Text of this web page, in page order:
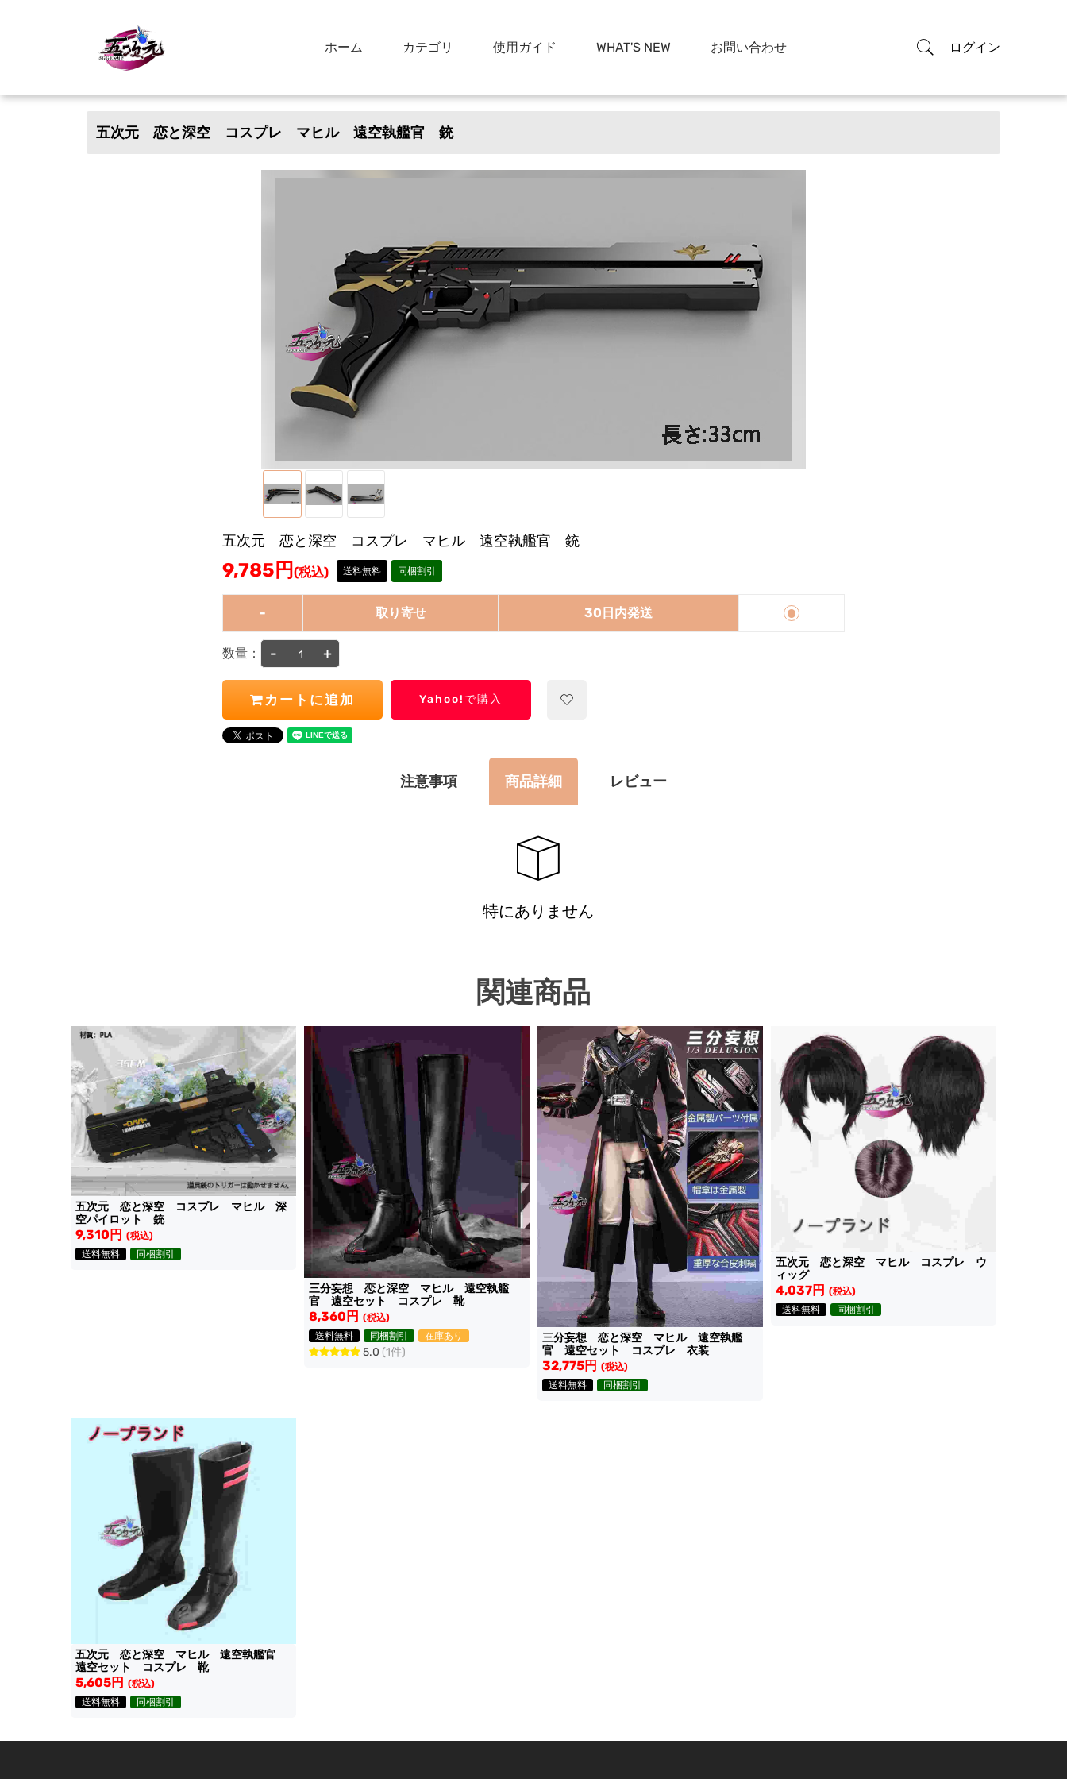
ホーム カテゴリ 使用ガイド WHAT'S NEW お問い合わせ ログイン
五次元 恋と深空 コスプレ マヒル 遠空執艦官 銃
五次元 恋と深空 コスプレ マヒル 遠空執艦官 銃
9,785 円 (税込) 送料無料 同梱割引
- 取り寄せ 30日内発送
数量： - +
カートに追加 Yahoo!で購入
注意事項 商品詳細 レビュー
特にありません
関連商品
五次元 恋と深空 コスプレ マヒル 深
空パイロット 銃
9,310円 (税込)
送料無料
同梱割引
三分妄想 恋と深空 マヒル 遠空執艦
官 遠空セット コスプレ 靴
8,360円 (税込)
送料無料
同梱割引 在庫あり
5.0 (1件)
三分妄想 恋と深空 マヒル 遠空執艦
官 遠空セット コスプレ 衣装
32,775円 (税込)
送料無料
同梱割引
五次元 恋と深空 マヒル コスプレ ウ
ィッグ
4,037円 (税込)
送料無料
同梱割引
五次元 恋と深空 マヒル 遠空執艦官
遠空セット コスプレ 靴
5,605円 (税込)
送料無料
同梱割引